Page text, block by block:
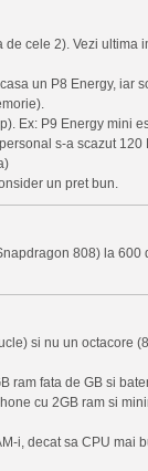
cele 2). Vezi ultima
un P8 Energy, iar
Ex: P9 Energy mini
s-a scazut 120
un pret bun.
808) la 600
si nu un octacore
ram fata de GB si
cu 2GB ram si
i, decat sa CPU mai